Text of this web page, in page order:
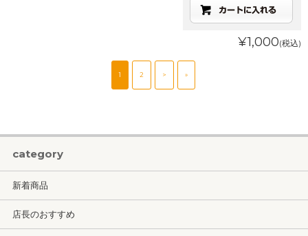
¥1,000(税込)
1 2 > »
category
新着商品
店長のおすすめ